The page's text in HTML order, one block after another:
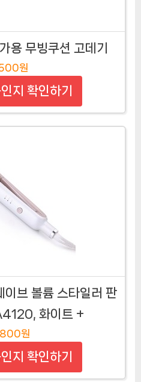
용 무빙쿠션 고데기
원
지 확인하기
이브 볼륨 스타일러 판
화이트 +
원
지 확인하기